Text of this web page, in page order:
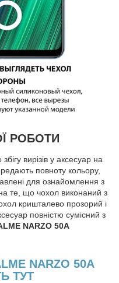
РОБОТИ
вирізів у аксесуар на
повноту кольору,
для ознайомлення з
те, що чохол виконаний з
кришталево прозорий і
повністю сумісний з
NARZO 50A
NARZO 50A
ТУТ